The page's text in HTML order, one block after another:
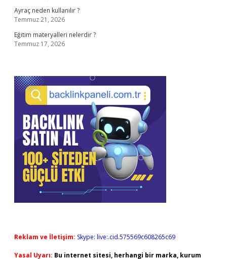
Ayraç neden kullanılır ?
Temmuz 21, 2026
Eğitim materyalleri nelerdir ?
Temmuz 17, 2026
Reklam ve İletişim: Skype: live:.cid.575569c608265c69
Yasal Uyarı: Bu internet sitesi, herhangi bir marka, kurum